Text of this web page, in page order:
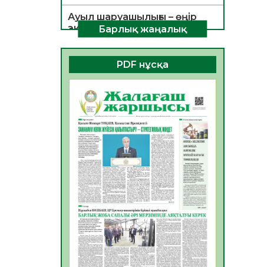
Ауыл шаруашылығы – өңір
экономикасының негізгі
тірегі
06.08.2026
43 0
ҚОҒАМДЫҚ БЕЛСЕНДІЛІК –
ЕЛ ДАМУЫНЫҢ НЕГІЗІ
06.08.2026
40
ҚҰРЫЛТАЙ САЙЛАУЫ –
БОЛАШАҚҚА БАСТАР
ЖАУАПТЫ ТАҢДАУ
06.08.2026
42
Инфекциялық ауруларға
қарсы иммундау
жұмыстарының тиімділігі
06.08.2026
45
Көкжөтел ауруы туралы
Барлық жаңалық
PDF нұсқа